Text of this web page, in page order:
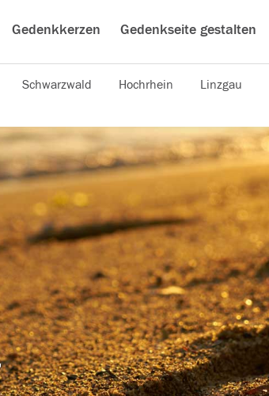
Gedenkkerzen Gedenkseite gestalten
Schwarzwald Hochrhein Linzgau